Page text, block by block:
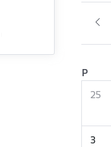
P
25
3